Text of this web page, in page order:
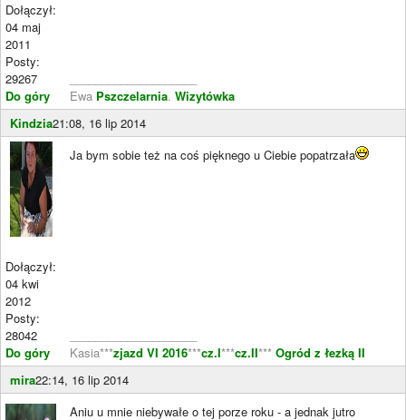
Dołączył:
04 maj
2011
Posty:
29267
Do góry
Ewa Pszczelarnia. Wizytówka
Kindzia21:08, 16 lip 2014
Dołączył:
04 kwi
2012
Posty:
28042
Do góry
Ja bym sobie też na coś pięknego u Ciebie popatrzała
Kasia***zjazd VI 2016***cz.I***cz.II*** Ogród z łezką II
mira22:14, 16 lip 2014
Aniu u mnie niebywałe o tej porze roku - a jednak jutro